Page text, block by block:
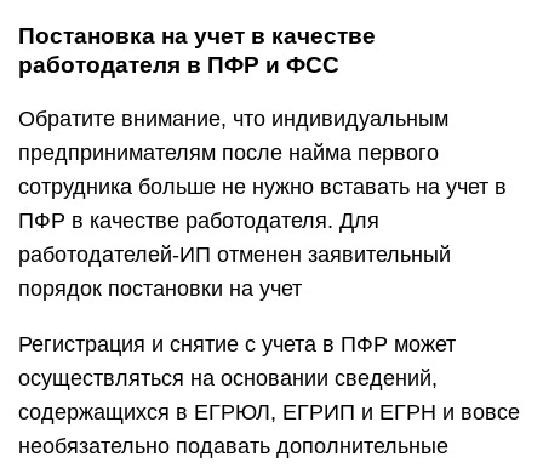
Постановка на учет в качестве
работодателя в ПФР и ФСС
Обратите внимание, что индивидуальным
предпринимателям после найма первого
сотрудника больше не нужно вставать на учет в
ПФР в качестве работодателя. Для
работодателей-ИП отменен заявительный
порядок постановки на учет
Регистрация и снятие с учета в ПФР может
осуществляться на основании сведений,
содержащихся в ЕГРЮЛ, ЕГРИП и ЕГРН и вовсе
необязательно подавать дополнительные